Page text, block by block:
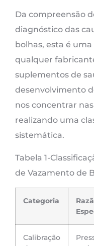
Da compreensão
diagnóstico das
bolhas, esta é
qualquer
suplementos de
desenvolvimento
nos concentrar
realizando uma
sistemática.
Tabela 1-
de Vazamento de
Categoria
Calibração